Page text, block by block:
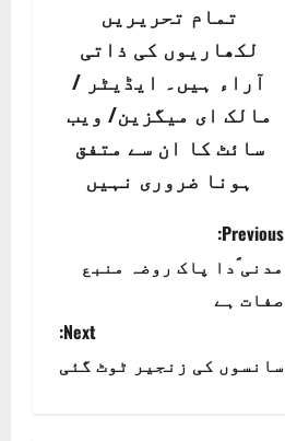
تمام تحریریں
لکھاریوں کی ذاتی
آراء ہیں۔ ایڈیٹر /
مالک ای میگزین/ ویب
سائٹ کا ان سے متفق
ہونا ضروری نہیں
P
o
t
Previous:
مدنی ؐدا پاک روضہ منبع
صفات ہے
Next:
سانسوں کی زنجیر ٹوٹ گئی